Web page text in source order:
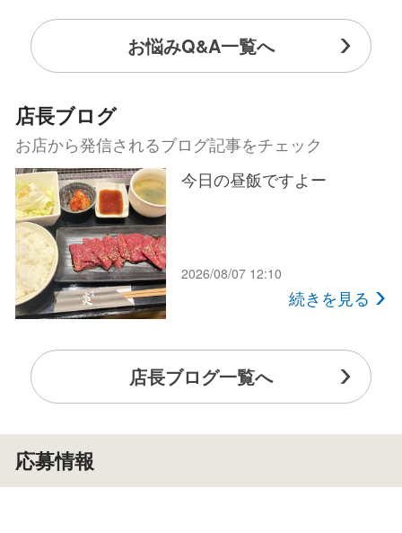
お悩みQ&A一覧へ
店長ブログ
お店から発信されるブログ記事をチェック
今日の昼飯ですよー
2026/08/07 12:10
続きを見る
店長ブログ一覧へ
応募情報